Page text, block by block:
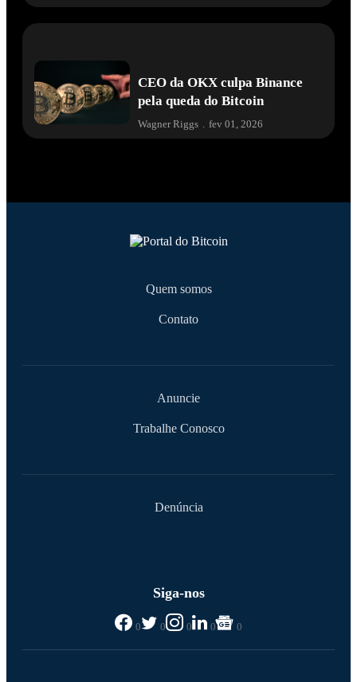
CEO da OKX culpa Binance
pela queda do Bitcoin
Wagner Riggs fev 01, 2026
Quem somos
Contato
Anuncie
Trabalhe Conosco
Denúncia
Siga-nos
0 0 0 0 0